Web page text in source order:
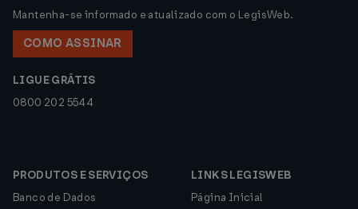
Mantenha-se informado e atualizado com o LegisWeb.
COMO ASSINAR
LIGUE GRÁTIS
0800 202 5544
PRODUTOS E SERVIÇOS
Banco de Dados
LINKS LEGISWEB
Página Inicial